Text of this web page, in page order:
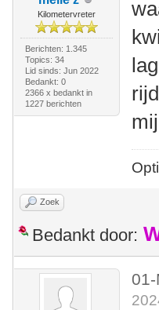
Kilometervreter
Berichten: 1.345
Topics: 34
Lid sinds: Jun 2022
Bedankt: 0
2366 x bedankt in
1227 berichten
Zoek
Bedankt door: